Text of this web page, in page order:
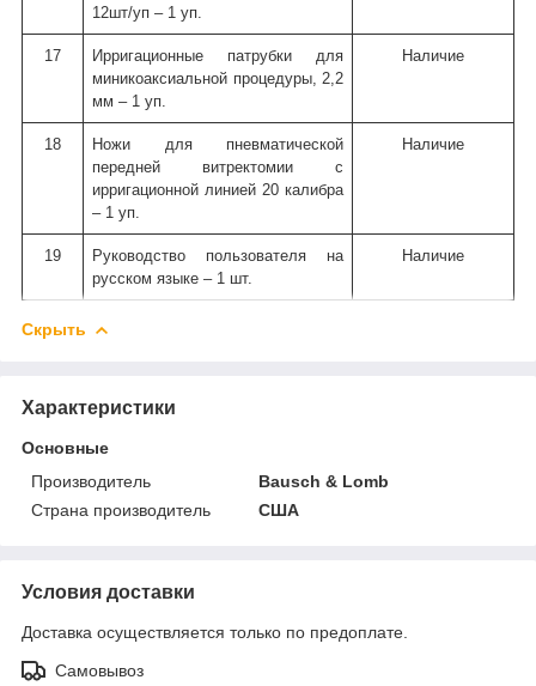
12шт/уп – 1 уп.
17
Ирригационные патрубки для
миникоаксиальной процедуры, 2,2
мм – 1 уп.
Наличие
18
Ножи для пневматической
передней витректомии с
ирригационной линией 20 калибра
– 1 уп.
Наличие
19
Руководство пользователя на
русском языке – 1 шт.
Наличие
Скрыть
Характеристики
Основные
Производитель
Bausch & Lomb
Страна производитель
США
Условия доставки
Доставка осуществляется только по предоплате.
Самовывоз